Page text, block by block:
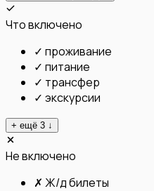
Что включено
✓ проживание
✓ питание
✓ трансфер
✓ экскурсии
+ ещё 3 ↓
Не включено
✗ Ж/д билеты